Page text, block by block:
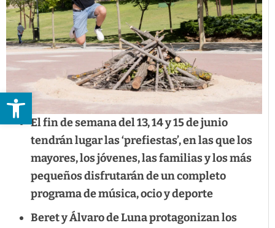
Abrir barra de herramientas
El fin de semana del 13, 14 y 15 de junio
tendrán lugar las ‘prefiestas’, en las que los
mayores, los jóvenes, las familias y los más
pequeños disfrutarán de un completo
programa de música, ocio y deporte
Beret y Álvaro de Luna protagonizan los